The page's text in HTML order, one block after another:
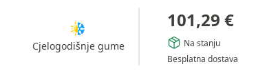
Cjelogodišnje gume
101,29 €
Na stanju
Besplatna dostava